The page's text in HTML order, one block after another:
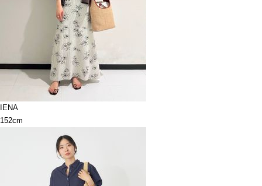
IENA
152cm